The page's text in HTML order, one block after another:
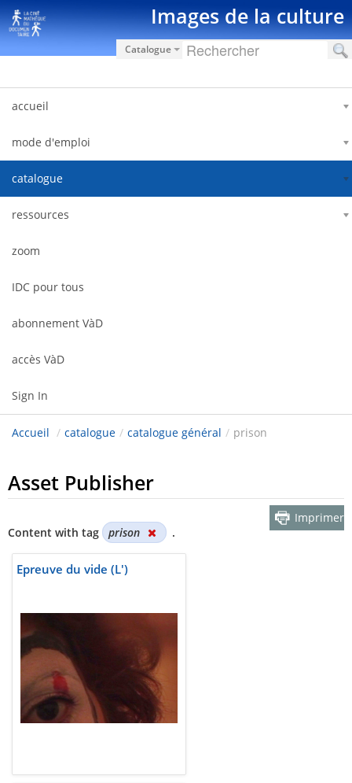
Skip to Content Images de la culture
Catalogue
accueil
mode d'emploi
catalogue
ressources
zoom
IDC pour tous
abonnement VàD
accès VàD
Sign In
Accueil / catalogue / catalogue général / prison
Asset Publisher
Content with tag prison .
Imprimer
Epreuve du vide (L')